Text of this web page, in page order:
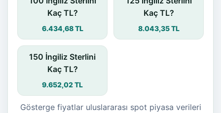
Kaç TL?
6.434,68 TL
Kaç TL?
8.043,35 TL
150 İngiliz Sterlini
Kaç TL?
9.652,02 TL
Gösterge fiyatlar uluslararası spot piyasa verileri